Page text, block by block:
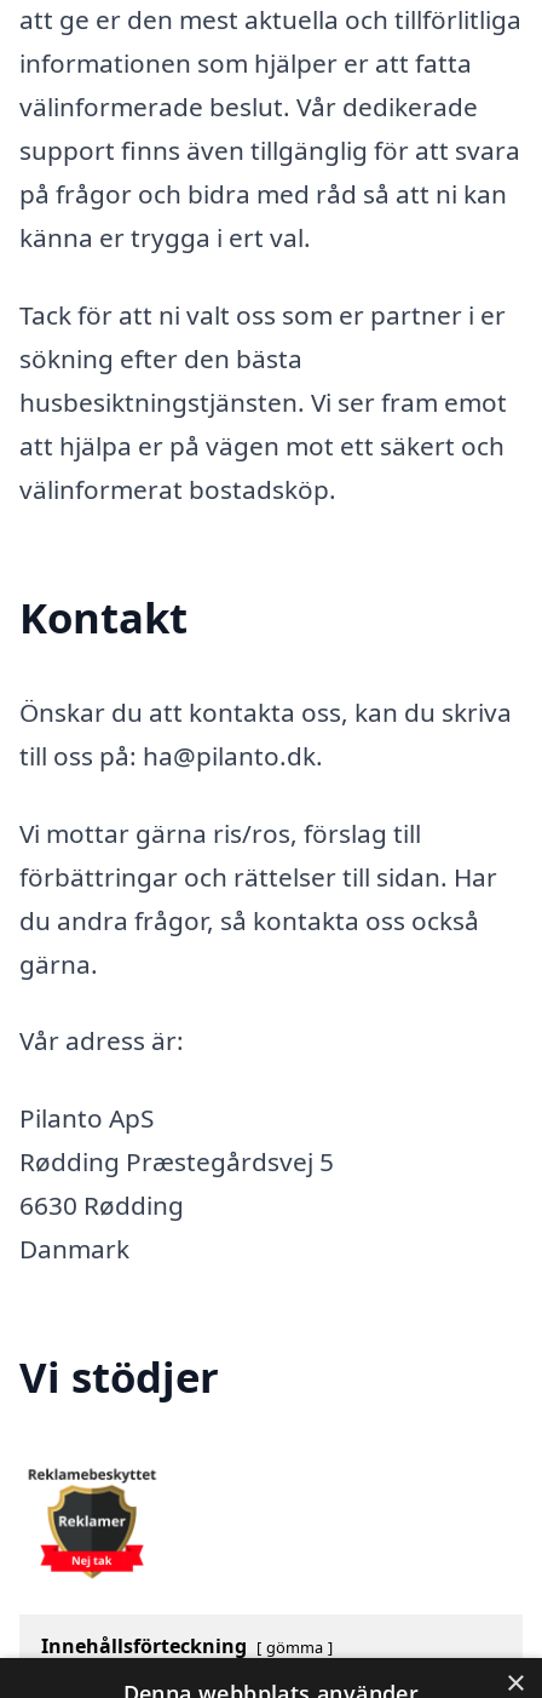
att ge er den mest aktuella och tillförlitliga
informationen som hjälper er att fatta
välinformerade beslut. Vår dedikerade
support finns även tillgänglig för att svara
på frågor och bidra med råd så att ni kan
känna er trygga i ert val.
Tack för att ni valt oss som er partner i er
sökning efter den bästa
husbesiktningstjänsten. Vi ser fram emot
att hjälpa er på vägen mot ett säkert och
välinformerat bostadsköp.
Kontakt
Önskar du att kontakta oss, kan du skriva
till oss på: ha@pilanto.dk.
Vi mottar gärna ris/ros, förslag till
förbättringar och rättelser till sidan. Har
du andra frågor, så kontakta oss också
gärna.
Vår adress är:
Pilanto ApS
Rødding Præstegårdsvej 5
6630 Rødding
Danmark
Vi stödjer
Innehållsförteckning gömma
Om husbesiktning-pris.se
×